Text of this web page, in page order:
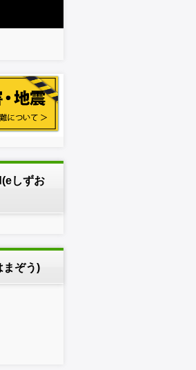
しずお
まぞう)